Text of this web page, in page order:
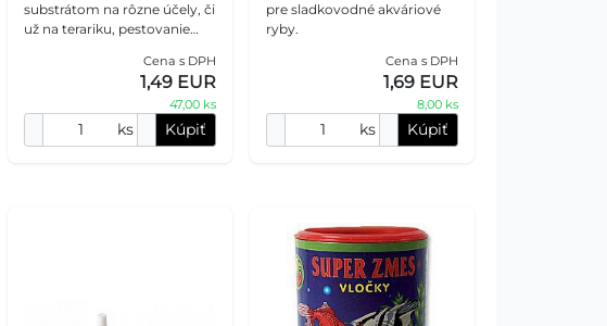
substrátom na rôzne účely, či
už na terariku, pestovanie
Exotic ponúka vláknitúCena s DPH
1,49 EUR
47,00 ks
ks Kúpiť
pre sladkovodné akváriové
ryby.
Cena s DPH
1,69 EUR
8,00 ks
ks Kúpiť